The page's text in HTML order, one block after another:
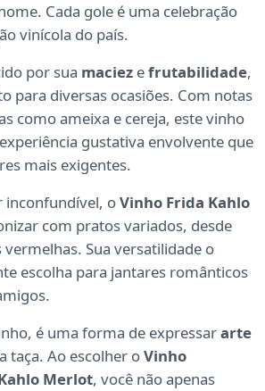
Cada gole é uma celebração
vinícola do país.
por sua maciez efrutabilidade,
para diversas ocasiões. Com notas
como ameixa e cereja, este vinho
gustativa envolvente que
mais exigentes.
inconfundível, oVinho Frida Kahlo
com pratos variados, desde
vermelhas. Sua versatilidade o
escolha para jantares românticos
é uma forma de expressararte
taça. Ao escolher oVinho
Merlot, você não apenas